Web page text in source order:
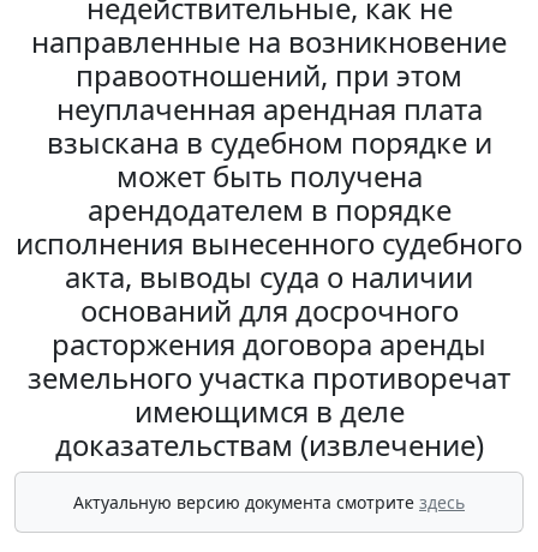
недействительные, как не
направленные на возникновение
правоотношений, при этом
неуплаченная арендная плата
взыскана в судебном порядке и
может быть получена
арендодателем в порядке
исполнения вынесенного судебного
акта, выводы суда о наличии
оснований для досрочного
расторжения договора аренды
земельного участка противоречат
имеющимся в деле
доказательствам (извлечение)
Актуальную версию документа смотрите здесь